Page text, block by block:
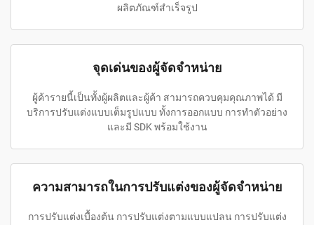
ผลิตภัณฑ์สำเร็จรูป
จุดเด่นของผู้จัดจำหน่าย
ผู้ค้ารายนี้เป็นทั้งผู้ผลิตและผู้ค้า สามารถควบคุมคุณภาพได้ มี
บริการปรับแต่งแบบเต็มรูปแบบ ทั้งการออกแบบ การทำตัวอย่าง
และมี SDK พร้อมใช้งาน
ความสามารถในการปรับแต่งของผู้จัดจำหน่าย
การปรับแต่งเบื้องต้น การปรับแต่งตามแบบแปลน การปรับแต่ง